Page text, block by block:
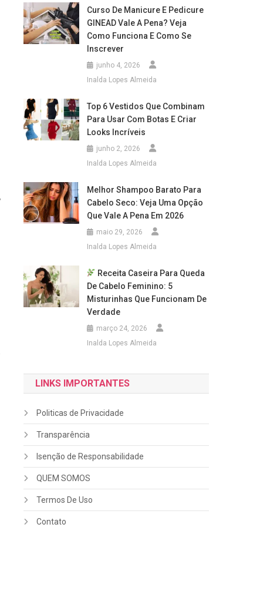
Curso De Manicure E Pedicure
GINEAD Vale A Pena? Veja
Como Funciona E Como Se
Inscrever
junho 4, 2026
Inalda Lopes Almeida
Top 6 Vestidos Que Combinam
Para Usar Com Botas E Criar
Looks Incríveis
junho 2, 2026
Inalda Lopes Almeida
Melhor Shampoo Barato Para
Cabelo Seco: Veja Uma Opção
Que Vale A Pena Em 2026
maio 29, 2026
Inalda Lopes Almeida
Receita Caseira Para Queda
De Cabelo Feminino: 5
Misturinhas Que Funcionam De
Verdade
março 24, 2026
Inalda Lopes Almeida
LINKS IMPORTANTES
Politicas de Privacidade
Transparência
Isenção de Responsabilidade
QUEM SOMOS
Termos De Uso
Contato